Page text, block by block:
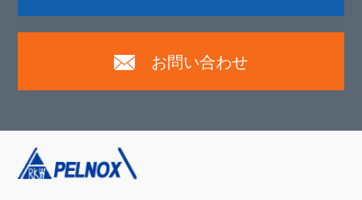
お問い合わせ